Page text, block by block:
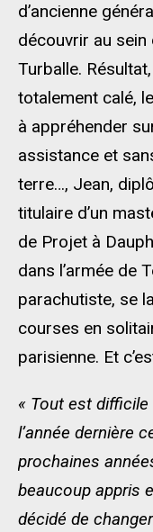
d’ancienne
découvrir au sein
Turballe.
totalement calé,
à appréhender
assistance et
terre…, Jean,
titulaire d’un
de Projet à
dans l’armée de
parachutiste, se
courses en
parisienne. Et
« Tout est difficile
l’année dernière
prochaines
beaucoup appris
décidé de